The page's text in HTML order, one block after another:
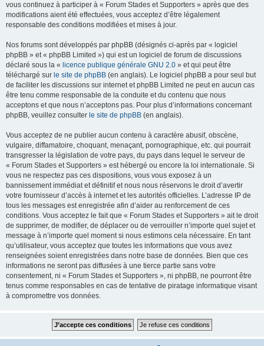
vous continuez à participer à « Forum Stades et Supporters » après que des
modifications aient été effectuées, vous acceptez d’être légalement
responsable des conditions modifiées et mises à jour.
Nos forums sont développés par phpBB (désignés ci-après par « logiciel
phpBB » et « phpBB Limited ») qui est un logiciel de forum de discussions
déclaré sous la « licence publique générale GNU 2.0 » et qui peut être
téléchargé sur le site de phpBB (en anglais). Le logiciel phpBB a pour seul but
de faciliter les discussions sur internet et phpBB Limited ne peut en aucun cas
être tenu comme responsable de la conduite et du contenu que nous
acceptons et que nous n’acceptons pas. Pour plus d’informations concernant
phpBB, veuillez consulter le site de phpBB (en anglais).
Vous acceptez de ne publier aucun contenu à caractère abusif, obscène,
vulgaire, diffamatoire, choquant, menaçant, pornographique, etc. qui pourrait
transgresser la législation de votre pays, du pays dans lequel le serveur de
« Forum Stades et Supporters » est hébergé ou encore la loi internationale. Si
vous ne respectez pas ces dispositions, vous vous exposez à un
bannissement immédiat et définitif et nous nous réservons le droit d’avertir
votre fournisseur d’accès à internet et les autorités officielles. L’adresse IP de
tous les messages est enregistrée afin d’aider au renforcement de ces
conditions. Vous acceptez le fait que « Forum Stades et Supporters » ait le droit
de supprimer, de modifier, de déplacer ou de verrouiller n’importe quel sujet et
message à n’importe quel moment si nous estimons cela nécessaire. En tant
qu’utilisateur, vous acceptez que toutes les informations que vous avez
renseignées soient enregistrées dans notre base de données. Bien que ces
informations ne seront pas diffusées à une tierce partie sans votre
consentement, ni « Forum Stades et Supporters », ni phpBB, ne pourront être
tenus comme responsables en cas de tentative de piratage informatique visant
à compromettre vos données.